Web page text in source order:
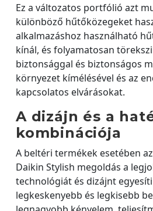
Ez a változatos portfólió azt
különböző hűtőközegeket
alkalmazáshoz használható
kínál, és folyamatosan
biztonsággal és biztonságos
környezet kímélésével és az
kapcsolatos elvárásokat.
A dizájn és a
kombinációja
A beltéri termékek esetében
Daikin Stylish megoldás a
technológiát és dizájnt
legkeskenyebb és legkisebb